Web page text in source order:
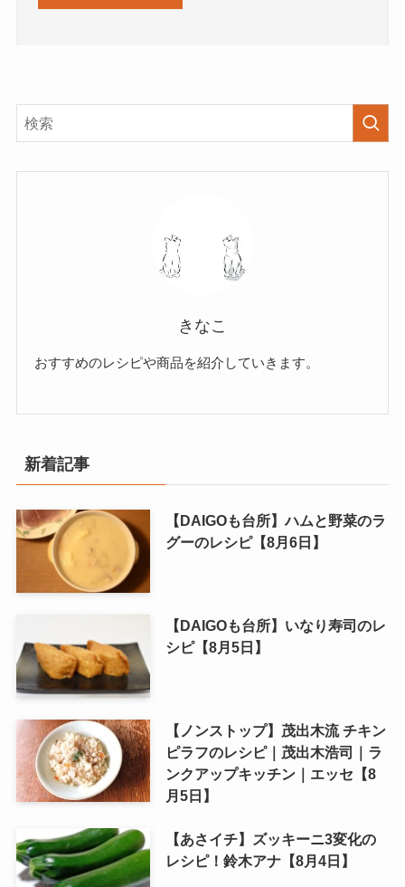
きなこ
おすすめのレシピや商品を紹介していきます。
新着記事
【DAIGOも台所】ハムと野菜のラ
グーのレシピ【8月6日】
【DAIGOも台所】いなり寿司のレ
シピ【8月5日】
【ノンストップ】茂出木流 チキン
ピラフのレシピ｜茂出木浩司｜ラ
ンクアップキッチン｜エッセ【8
月5日】
【あさイチ】ズッキーニ3変化の
レシピ！鈴木アナ【8月4日】